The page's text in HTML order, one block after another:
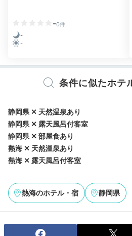
循環していない、新鮮な温泉が目
みます。バスタオルは何度でも交
-0件
-
-
条件に似たホテ
静岡県 ✕ 天然温泉あり
静岡県 ✕ 露天風呂付客室
静岡県 ✕ 部屋食あり
熱海 ✕ 天然温泉あり
熱海 ✕ 露天風呂付客室
熱海のホテル・宿 静岡県